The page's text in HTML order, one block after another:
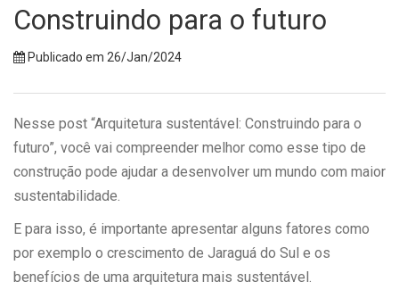
Construindo para o futuro
Publicado em 26/Jan/2024
Nesse post “Arquitetura sustentável: Construindo para o
futuro”, você vai compreender melhor como esse tipo de
construção pode ajudar a desenvolver um mundo com maior
sustentabilidade.
E para isso, é importante apresentar alguns fatores como
por exemplo o crescimento de Jaraguá do Sul e os
benefícios de uma arquitetura mais sustentável.